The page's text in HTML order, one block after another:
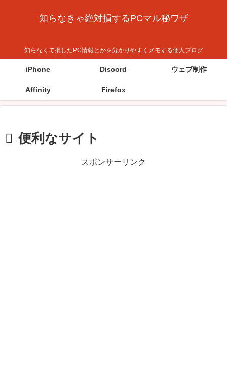
知らなきゃ絶対損するPCマル秘ワザ
知らなくて損したPC情報とかを分かりやすくメモする個人ブログ
iPhone Discord ウェブ制作
Affinity Firefox
便利なサイト
スポンサーリンク